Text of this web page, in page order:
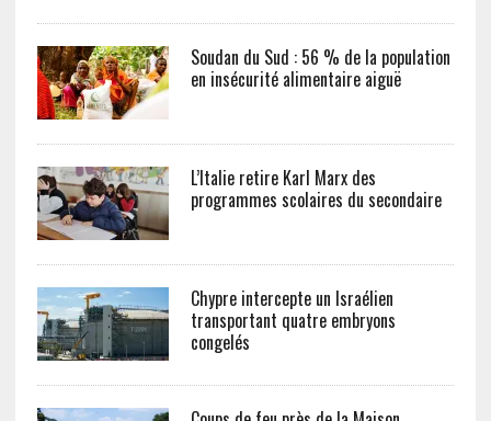
Soudan du Sud : 56 % de la population
en insécurité alimentaire aiguë
L’Italie retire Karl Marx des
programmes scolaires du secondaire
Chypre intercepte un Israélien
transportant quatre embryons
congelés